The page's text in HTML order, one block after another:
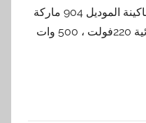
المهندس منسى مواصفات الماكينة الموديل 904 ماركة
المهندس منسى الطاقة الكهربائية 220فولت ، 500 وات